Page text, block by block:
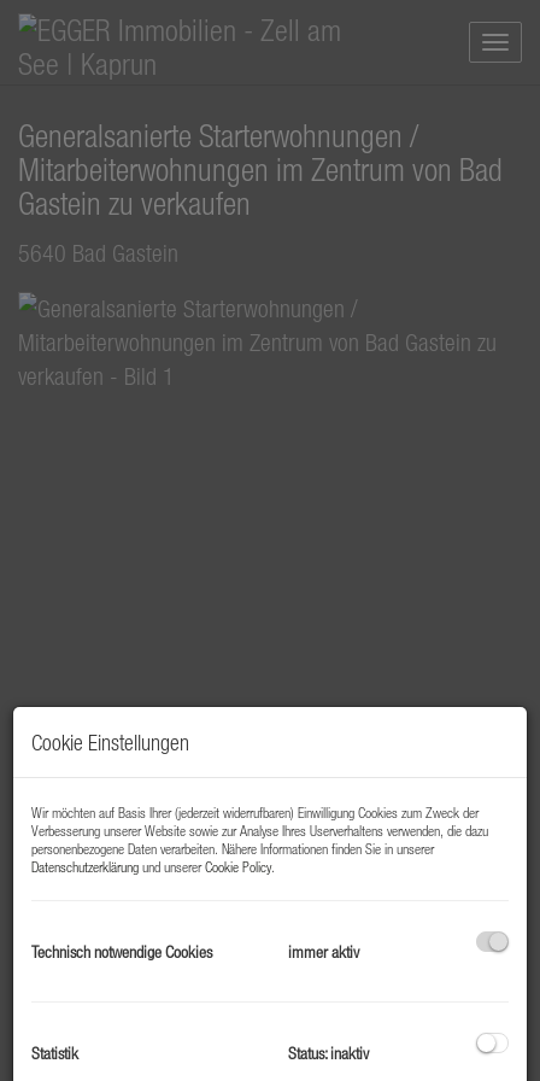
Generalsanierte Starterwohnungen /
Mitarbeiterwohnungen im Zentrum von Bad
Gastein zu verkaufen
5640 Bad Gastein
Top 302 – Starter- oder Mitarbeiterwohnung in Bad
Zentral gelegen und hochwertig saniert
Cookie Einstellungen
Wir möchten auf Basis Ihrer (jederzeit widerrufbaren) Einwilligung Cookies zum Zweck der
Verbesserung unserer Website sowie zur Analyse Ihres Userverhaltens verwenden, die dazu
personenbezogene Daten verarbeiten. Nähere Informationen finden Sie in unserer
Datenschutzerklärung und unsererCookie Policy.
Technisch notwendige Cookies immer aktiv
Statistik Status: inaktiv